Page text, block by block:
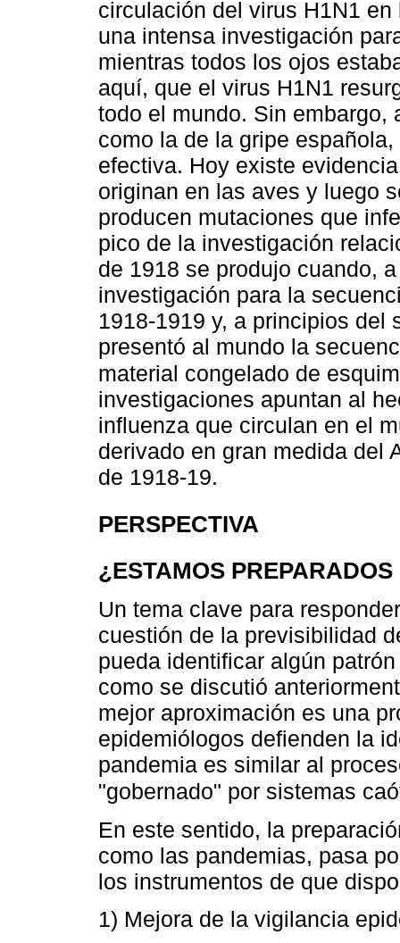
circulación del virus H1N1
una intensa investigación
mientras todos los ojos
aquí, que el virus H1N1
todo el mundo. Sin embargo,
como la de la gripe
efectiva. Hoy existe
originan en las aves y luego
producen mutaciones que
pico de la investigación
de 1918 se produjo cuando,
investigación para la
1918-1919 y, a principios del
presentó al mundo la
material congelado de
investigaciones apuntan al
influenza que circulan en el
derivado en gran medida del
de 1918-19.
PERSPECTIVA
¿ESTAMOS
Un tema clave para
cuestión de la previsibilidad
pueda identificar algún
como se discutió
mejor aproximación es una
epidemiólogos defienden la
pandemia es similar al
"gobernado" por sistemas
En este sentido, la
como las pandemias, pasa
los instrumentos de que
1) Mejora de la vigilancia